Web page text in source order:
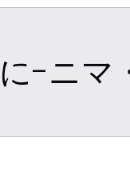
-ニマ